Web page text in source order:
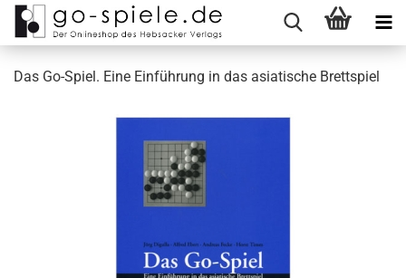
Das Go-Spiel. Eine Einführung in das asiatische Brettspiel